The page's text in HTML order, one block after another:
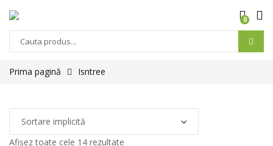
0
Prima pagină Isntree
Afișez toate cele 14 rezultate